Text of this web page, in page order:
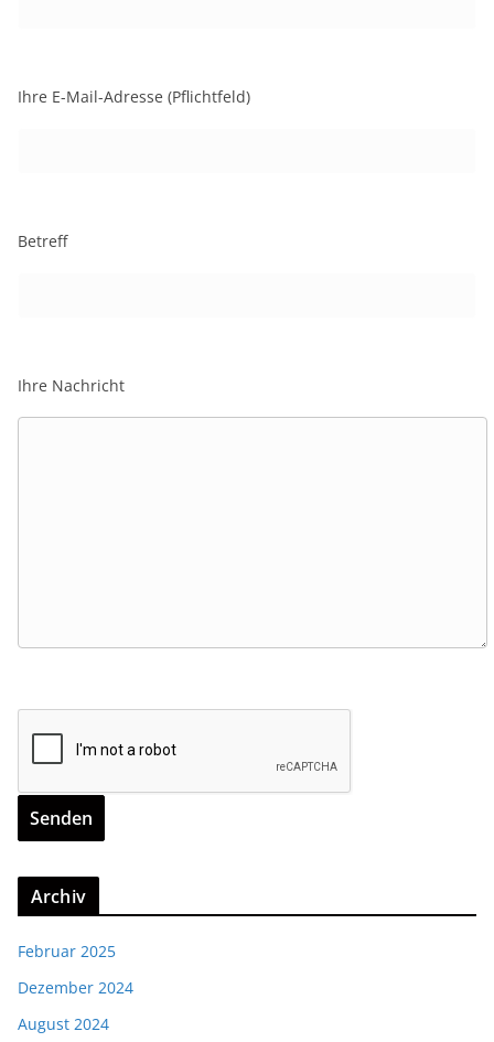
Ihre E-Mail-Adresse (Pflichtfeld)
Betreff
Ihre Nachricht
Archiv
Februar 2025
Dezember 2024
August 2024